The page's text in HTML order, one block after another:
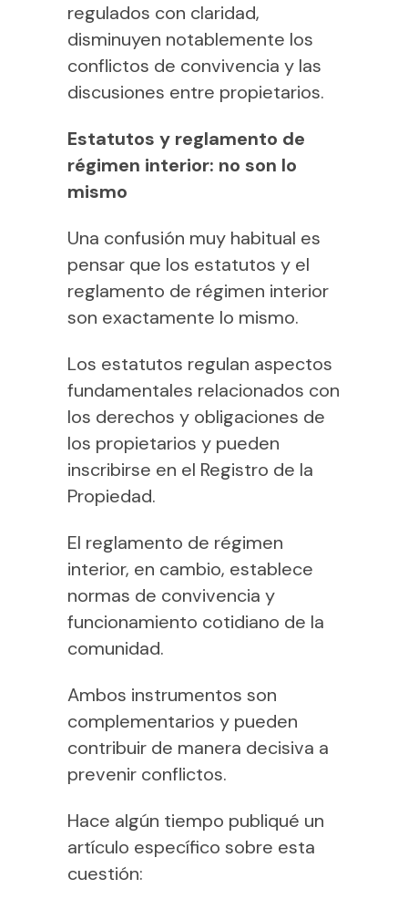
regulados con claridad,
disminuyen notablemente los
conflictos de convivencia y las
discusiones entre propietarios.
Estatutos y reglamento de
régimen interior: no son lo
mismo
Una confusión muy habitual es
pensar que los estatutos y el
reglamento de régimen interior
son exactamente lo mismo.
Los estatutos regulan aspectos
fundamentales relacionados con
los derechos y obligaciones de
los propietarios y pueden
inscribirse en el Registro de la
Propiedad.
El reglamento de régimen
interior, en cambio, establece
normas de convivencia y
funcionamiento cotidiano de la
comunidad.
Ambos instrumentos son
complementarios y pueden
contribuir de manera decisiva a
prevenir conflictos.
Hace algún tiempo publiqué un
artículo específico sobre esta
cuestión: